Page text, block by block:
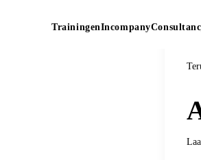
TrainingenIncompany